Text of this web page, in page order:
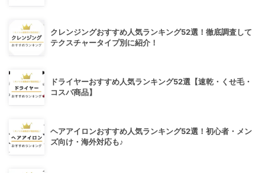
クレンジングおすすめ人気ランキング52選！徹底調査して
テクスチャータイプ別に紹介！
ドライヤーおすすめ人気ランキング52選【速乾・くせ毛・
コスパ商品】
ヘアアイロンおすすめ人気ランキング52選！初心者・メン
ズ向け・海外対応も♪